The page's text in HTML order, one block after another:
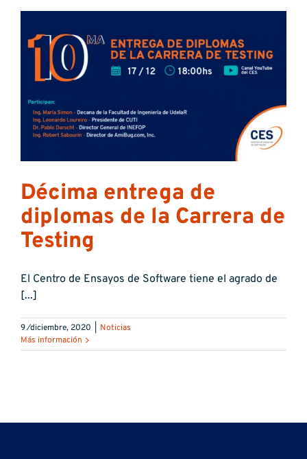
Décima entrega de
diplomas de la Carrera de
Testing
El Centro de Ensayos de Software tiene el agrado de
[...]
9 ⁄diciembre, 2020
Noticias
Más información